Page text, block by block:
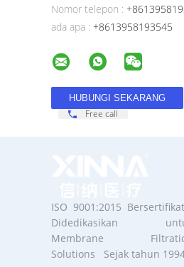
Nomor telepon :
ada apa : +8613958193545
Free call
ISO 9001:2015
Didedikasikan
Membrane
Solutions Sejak tahun